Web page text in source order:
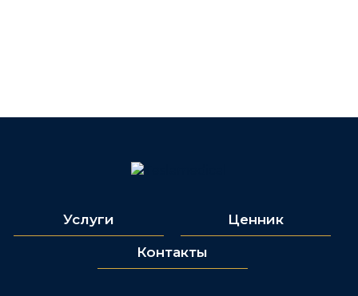
Услуги Ценник
Контакты